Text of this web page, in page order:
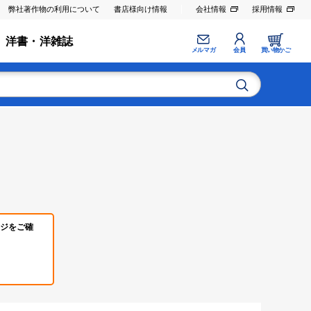
弊社著作物の利用について 書店様向け情報 会社情報 採用情報
洋書・洋雑誌
メルマガ 会員 買い物かご
をご確